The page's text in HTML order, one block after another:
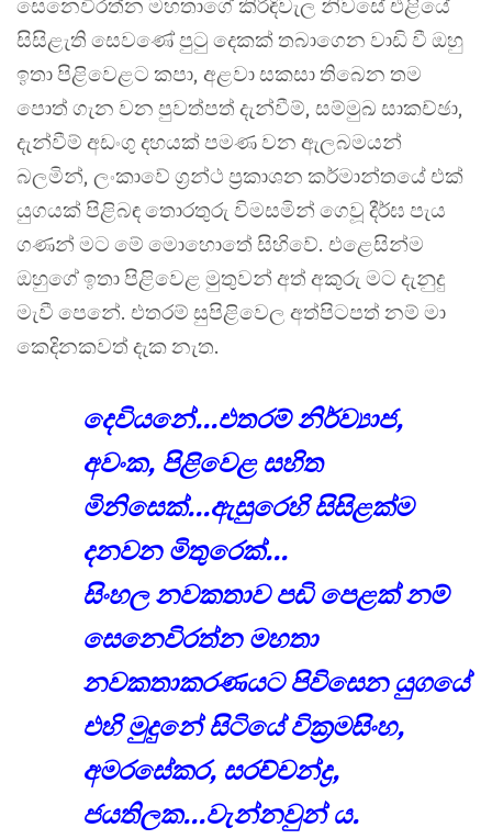
සෙනෙවිරත්න මහතාගේ කිරිඳිවැල නිවසේ එළියේ
සිසිළැති සෙවණේ පුටු දෙකක් තබාගෙන වාඩි වී ඔහු
ඉතා පිළිවෙළට කපා, අළවා සකසා තිබෙන තම
පොත් ගැන වන පුවත්පත් දැන්වීම්, සම්මුඛ සාකච්ඡා,
දැන්වීම් අඩංගු දහයක් පමණ වන ඇලබමයන්
බලමින්, ලංකාවේ ග්‍රන්ථ ප්‍රකාශන කර්මාන්තයේ එක්
යුගයක් පිළිබඳ තොරතුරු විමසමින් ගෙවූ දීර්ඝ පැය
ගණන් මට මේ මොහොතේ සිහිවේ. එළෙසින්ම
ඔහුගේ ඉතා පිළිවෙළ මුතුවන් අත් අකුරු මට දැනුදු
මැවී පෙනේ. එතරම් සුපිළිවෙල අත්පිටපත් නම් මා
කෙදිනකවත් දැක නැත.
දෙවියනේ...එතරම් නිර්ව්‍යාජ,
අවංක, පිළිවෙළ සහිත
මිනිසෙක්...ඇසුරෙහි සිසිළක්ම
දනවන මිතුරෙක්...
සිංහල නවකතාව පඩි පෙළක් නම්
සෙනෙවිරත්න මහතා
නවකතාකරණයට පිවිසෙන යුගයේ
එහි මුදුනේ සිටියේ වික්‍රමසිංහ,
අමරසේකර, සරච්චන්ද්‍ර,
ජයතිලක...වැන්නවුන් ය.